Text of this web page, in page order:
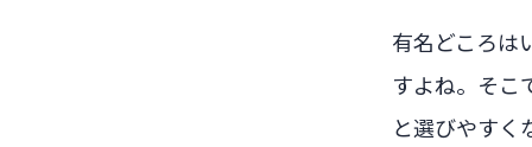
有名どころは
すよね。そこ
と選びやすく